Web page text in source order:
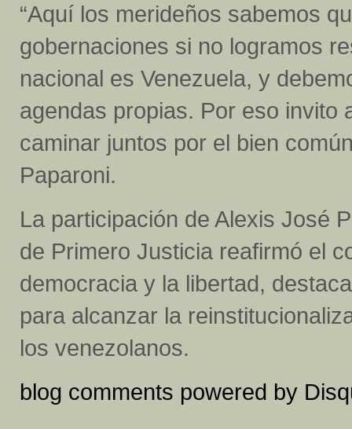
“Aquí los merideños sabemos
gobernaciones si no logramos
nacional es Venezuela, y
agendas propias. Por eso invito
caminar juntos por el bien
Paparoni.
La participación de Alexis José
de Primero Justicia reafirmó el
democracia y la libertad,
para alcanzar la
los venezolanos.
blog comments powered by